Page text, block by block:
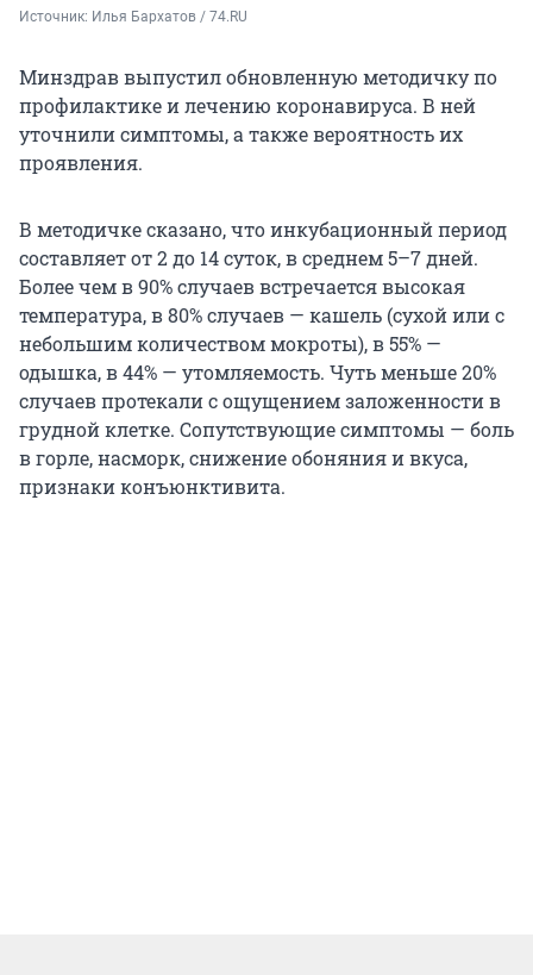
Источник: Илья Бархатов / 74.RU
Минздрав выпустил обновленную методичку по
профилактике и лечению коронавируса. В ней
уточнили симптомы, а также вероятность их
проявления.
В методичке сказано, что инкубационный период
составляет от 2 до 14 суток, в среднем 5–7 дней.
Более чем в 90% случаев встречается высокая
температура, в 80% случаев — кашель (сухой или с
небольшим количеством мокроты), в 55% —
одышка, в 44% — утомляемость. Чуть меньше 20%
случаев протекали с ощущением заложенности в
грудной клетке. Сопутствующие симптомы — боль
в горле, насморк, снижение обоняния и вкуса,
признаки конъюнктивита.